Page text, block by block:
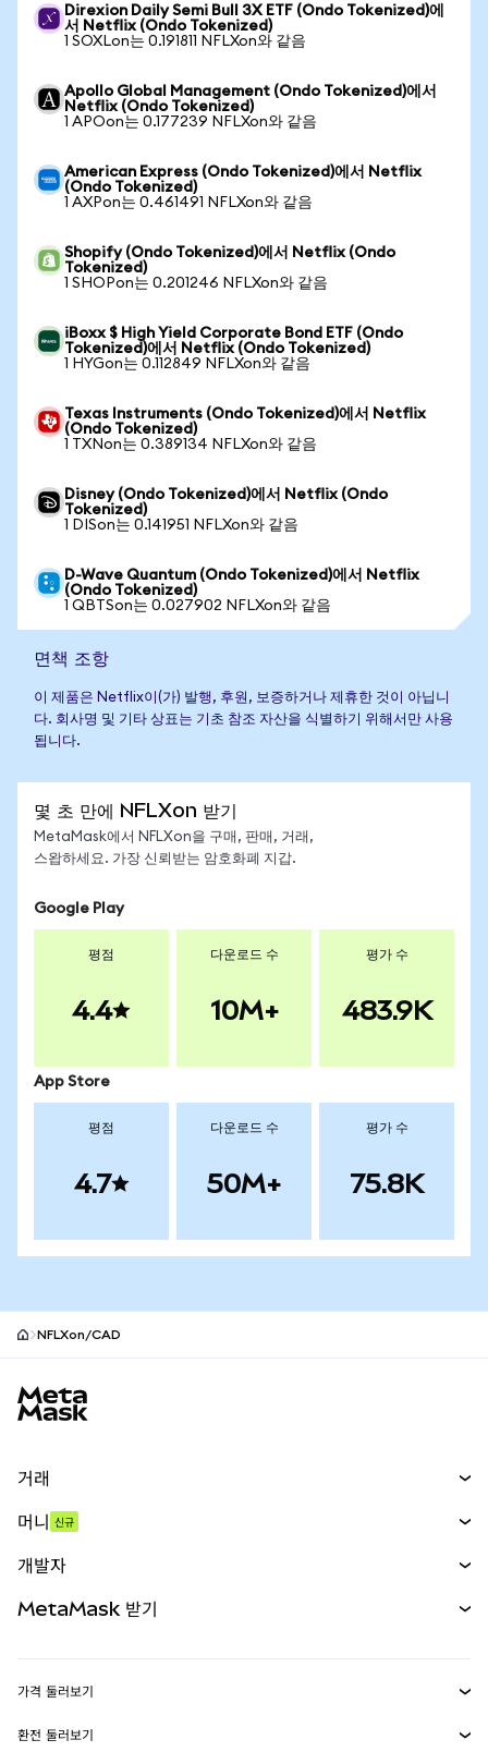
Direxion Daily Semi Bull 3X ETF (Ondo Tokenized)에
서 Netflix (Ondo Tokenized)
1 SOXLon는 0.191811 NFLXon와 같음
Apollo Global Management (Ondo Tokenized)에서
Netflix (Ondo Tokenized)
1 APOon는 0.177239 NFLXon와 같음
American Express (Ondo Tokenized)에서 Netflix
(Ondo Tokenized)
1 AXPon는 0.461491 NFLXon와 같음
Shopify (Ondo Tokenized)에서 Netflix (Ondo
Tokenized)
1 SHOPon는 0.201246 NFLXon와 같음
iBoxx $ High Yield Corporate Bond ETF (Ondo
Tokenized)에서 Netflix (Ondo Tokenized)
1 HYGon는 0.112849 NFLXon와 같음
Texas Instruments (Ondo Tokenized)에서 Netflix
(Ondo Tokenized)
1 TXNon는 0.389134 NFLXon와 같음
Disney (Ondo Tokenized)에서 Netflix (Ondo
Tokenized)
1 DISon는 0.141951 NFLXon와 같음
D-Wave Quantum (Ondo Tokenized)에서 Netflix
(Ondo Tokenized)
1 QBTSon는 0.027902 NFLXon와 같음
면책 조항
이 제품은 Netflix이(가) 발행, 후원, 보증하거나 제휴한 것이 아닙니
다. 회사명 및 기타 상표는 기초 참조 자산을 식별하기 위해서만 사용
됩니다.
몇 초 만에 NFLXon 받기
MetaMask에서 NFLXon을 구매, 판매, 거래,
스왑하세요. 가장 신뢰받는 암호화폐 지갑.
Google Play
평점
4.4
다운로드 수
10M+
평가 수
483.9K
App Store
평점
4.7
다운로드 수
50M+
평가 수
75.8K
NFLXon/CAD
거래
무기한 선물
실물자산
머니 신규
개발자
MetaMask Connect
MetaMask 받기
가격 둘러보기
이더리움 가격
환전 둘러보기